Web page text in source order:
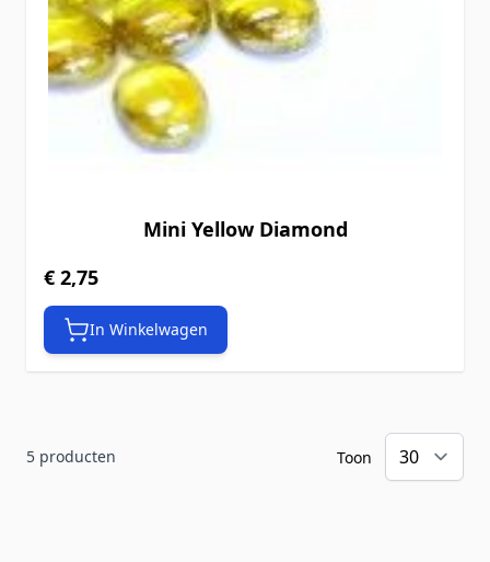
Mini Yellow Diamond
€ 2,75
In Winkelwagen
5 producten Toon